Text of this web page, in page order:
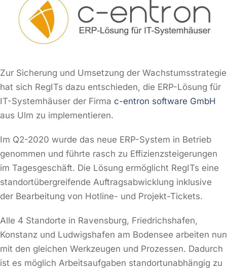
Zur Sicherung und Umsetzung der Wachstumsstrategie
hat sich RegITs dazu entschieden, die ERP-Lösung für
IT-Systemhäuser der Firma c-entron software GmbH
aus Ulm zu implementieren.
Im Q2-2020 wurde das neue ERP-System in Betrieb
genommen und führte rasch zu Effizienzsteigerungen
im Tagesgeschäft. Die Lösung ermöglicht RegITs eine
standortübergreifende Auftragsabwicklung inklusive
der Bearbeitung von Hotline- und Projekt-Tickets.
Alle 4 Standorte in Ravensburg, Friedrichshafen,
Konstanz und Ludwigshafen am Bodensee arbeiten nun
mit den gleichen Werkzeugen und Prozessen. Dadurch
ist es möglich Arbeitsaufgaben standortunabhängig zu